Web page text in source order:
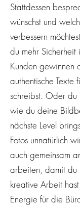
Stattdessen
wünschst und
verbessern
du mehr
Kunden gewinnen
authentische Texte
schreibst. Oder du
wie du deine
nächste Level
Fotos unnatürlich
auch gemeinsam
arbeiten, damit du
kreative Arbeit
Energie für die